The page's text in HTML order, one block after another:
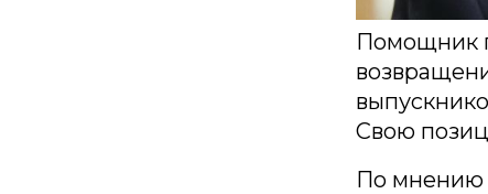
Помощник
Свою
По мнению